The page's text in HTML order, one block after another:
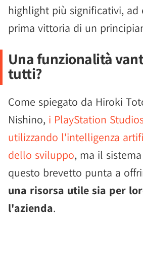
highlight più significativi, ad
prima vittoria di un
Una funzionalità
tutti?
Come spiegato da Hiroki
Nishino, i PlayStation
utilizzando l'intelligenza
dello sviluppo, ma il
questo brevetto punta a
una risorsa utile sia per
l'azienda.